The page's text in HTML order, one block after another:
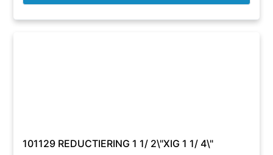
101129 REDUCTIERING 1 1/ 2\"XIG 1 1/ 4\"